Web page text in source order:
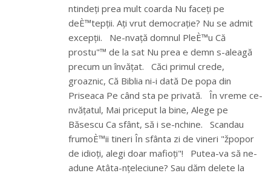
ntindeți prea mult coarda Nu faceți pe
deÈ™tepții. Ați vrut democrație? Nu se admit
excepții. Ne-nvață domnul PleÈ™u Că
prostu"™ de la sat Nu prea e demn s-aleagă
precum un învățat. Căci primul crede,
groaznic, Că Biblia ni-i dată De popa din
Priseaca Pe când sta pe privată. În vreme ce-
nvățatul, Mai priceput la bine, Alege pe
Băsescu Ca sfânt, să i se-nchine. Scandau
frumoÈ™ii tineri În sfânta zi de vineri "žpopor
de idioți, alegi doar mafioți"! Putea-va să ne-
adune Atâta-nțeleciune? Sau dăm delete la